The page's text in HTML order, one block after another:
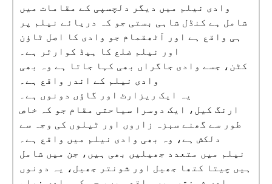
وادی نیلم میں دیگر دلچسپی کے مقامات میں
شامل ہے کنڈل شاہی بستی جو کہ دریائے نیلم پر
ہی واقع ہے اور آٹھقمام جو وادی کا اصل ٹاؤن
اور نیلم ضلع کا ہیڈ کوارٹر ہے۔
کٹن، جسے وادی جاگراں بھی کہا جاتا ہے وہ بھی
وادی نیلم کے اندر واقع ہے۔
یہ ایک ریزارٹ اور گاؤں دونوں ہے۔
ارنگ کیل، ایک دوسرا سیاحتی مقام جو کہ خاص
طور سے گھنے سبزہ زاروں اور ٹیلوں کی وجہ سے
دلکش ہے، وہ بھی وادی نیلم میں واقع ہے۔
نیلم میں متعدد جھیلیں بھی ہیں، جن میں شامل
ہیں چیتا کتھا جھیل اور شونتر جھیل، یہ دونوں